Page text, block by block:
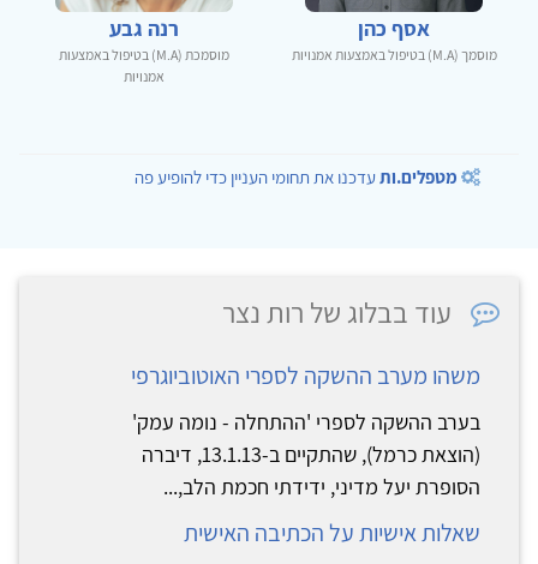
אסף כהן
מוסמך (M.A) בטיפול באמצעות אמנויות
רנה גבע
מוסמכת (M.A) בטיפול באמצעות
אמנויות
מטפלים.ותעדכנו את תחומי העניין כדי להופיע פה
עוד בבלוג של רות נצר
משהו מערב ההשקה לספרי האוטוביוגרפי
בערב ההשקה לספרי 'ההתחלה - נומה עמק'
(הוצאת כרמל), שהתקיים ב-13.1.13, דיברה
הסופרת יעל מדיני, ידידתי חכמת הלב,...
שאלות אישיות על הכתיבה האישית